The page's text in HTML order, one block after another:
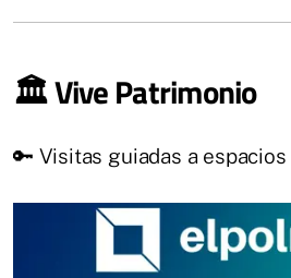
🏛️ Vive Patrimonio
🔑 Visitas guiadas a espacios